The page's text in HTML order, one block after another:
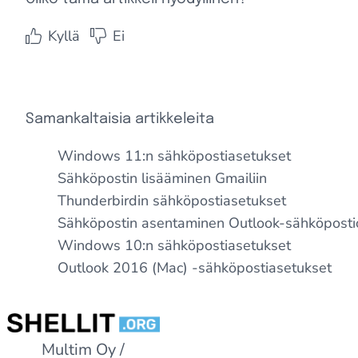
Kyllä Ei
Samankaltaisia artikkeleita
Windows 11:n sähköpostiasetukset
Sähköpostin lisääminen Gmailiin
Thunderbirdin sähköpostiasetukset
Sähköpostin asentaminen Outlook-
Windows 10:n sähköpostiasetukset
Outlook 2016 (Mac) -sähköpostiasetukset
Multim Oy /